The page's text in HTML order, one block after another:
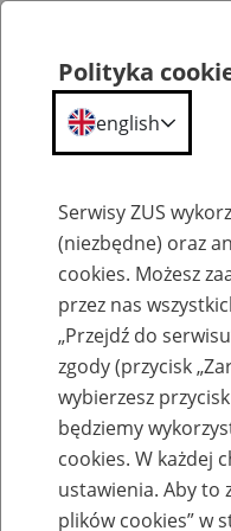
Komunikaty
Komunikat
Społecznych z
Polityka
english
Serwisy ZUS
(niezbędne) oraz
cookies. Możesz
przez nas
„Przejdź do
zgody (przycisk
wybierzesz
będziemy
cookies. W każdej
ustawienia. Aby to
plików cookies” w